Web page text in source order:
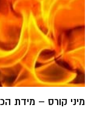
מיני קורס – מידת